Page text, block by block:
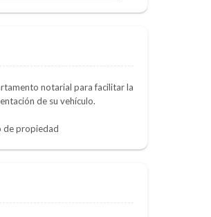
notarial para facilitar la
de su vehículo.
de propiedad